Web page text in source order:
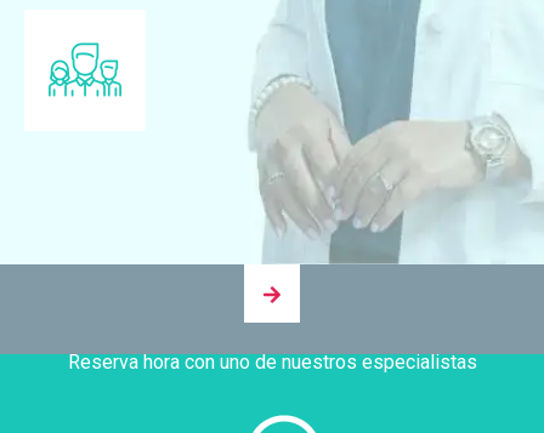
Reserva hora con uno de nuestros especialistas